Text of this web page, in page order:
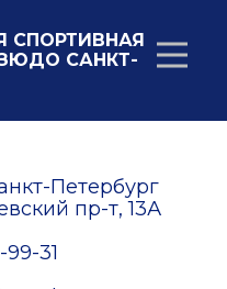
СПОРТИВНАЯ
САНКТ-
Петербург
пр-т, 13А
99-31